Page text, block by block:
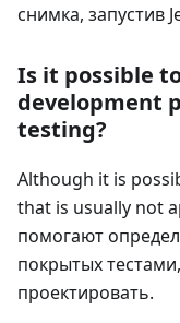
снимка, запустив
Is it possible
development
testing?
Although it is
that is usually not
помогают
покрытых
проектировать.